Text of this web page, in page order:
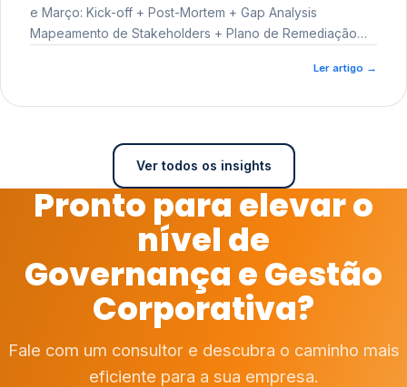
e Março: Kick-off + Post-Mortem + Gap Analysis
Mapeamento de Stakeholders + Plano de Remediação
Ler artigo →
Ver todos os insights
Pronto para elevar o
nível de
Governança e Gestão
Corporativa?
Fale com um consultor e descubra o caminho mais
eficiente para a sua empresa.